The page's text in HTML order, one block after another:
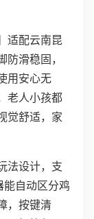
适配云南昆
滑稳固，
用安心无
老人小孩都
觉舒适，家
法设计，支
自动区分鸡
，按键清